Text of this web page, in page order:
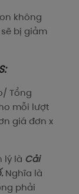
không
bị giảm
Tổng
mỗi lượt
giá đơn x
lý là Cải
Nghĩa là
phải